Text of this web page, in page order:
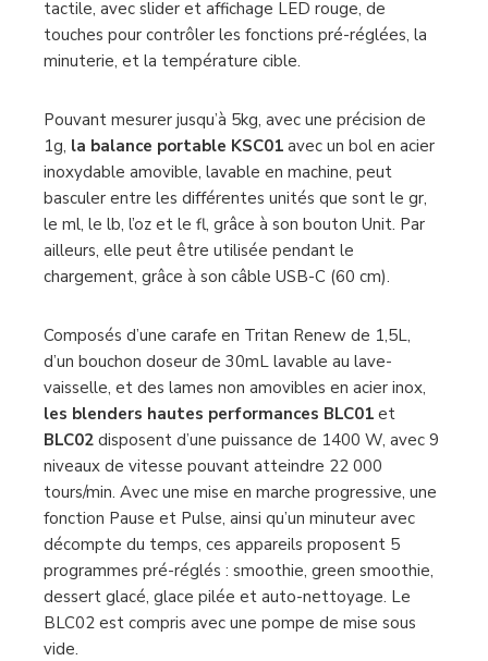
tactile, avec slider et affichage LED rouge, de
touches pour contrôler les fonctions pré-réglées, la
minuterie, et la température cible.
Pouvant mesurer jusqu’à 5kg, avec une précision de
1g, la balance portable KSC01 avec un bol en acier
inoxydable amovible, lavable en machine, peut
basculer entre les différentes unités que sont le gr,
le ml, le lb, l’oz et le fl, grâce à son bouton Unit. Par
ailleurs, elle peut être utilisée pendant le
chargement, grâce à son câble USB-C (60 cm).
Composés d’une carafe en Tritan Renew de 1,5L,
d’un bouchon doseur de 30mL lavable au lave-
vaisselle, et des lames non amovibles en acier inox,
les blenders hautes performances BLC01 et
BLC02 disposent d’une puissance de 1400 W, avec 9
niveaux de vitesse pouvant atteindre 22 000
tours/min. Avec une mise en marche progressive, une
fonction Pause et Pulse, ainsi qu’un minuteur avec
décompte du temps, ces appareils proposent 5
programmes pré-réglés : smoothie, green smoothie,
dessert glacé, glace pilée et auto-nettoyage. Le
BLC02 est compris avec une pompe de mise sous
vide.